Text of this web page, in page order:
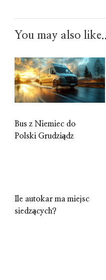
You may also
Bus z Niemiec do
Polski Grudziądz
Ile autokar ma miejsc
siedzących?